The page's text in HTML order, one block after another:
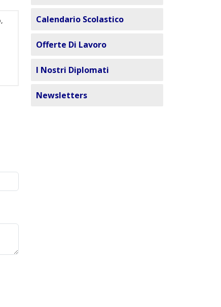
Calendario Scolastico
Offerte Di Lavoro
I Nostri Diplomati
Newsletters